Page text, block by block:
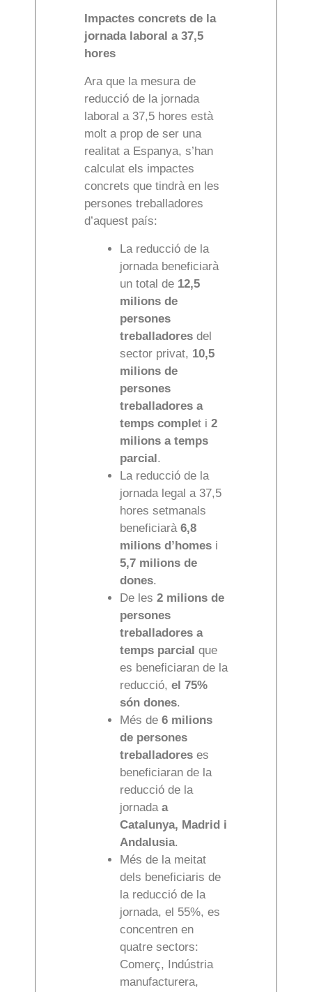
Impactes concrets de la
jornada laboral a 37,5
hores
Ara que la mesura de
reducció de la jornada
laboral a 37,5 hores està
molt a prop de ser una
realitat a Espanya, s’han
calculat els impactes
concrets que tindrà en les
persones treballadores
d’aquest país:
La reducció de la
jornada beneficiarà
un total de 12,5
milions de
persones
treballadores del
sector privat, 10,5
milions de
persones
treballadores a
temps complet i 2
milions a temps
parcial .
La reducció de la
jornada legal a 37,5
hores setmanals
beneficiarà 6,8
milions d’homes i
5,7 milions de
dones.
De les 2 milions de
persones
treballadores a
temps parcial que
es beneficiaran de la
reducció, el 75%
són dones.
Més de 6 milions
de persones
treballadores es
beneficiaran de la
reducció de la
jornada a
Catalunya, Madrid i
Andalusia.
Més de la meitat
dels beneficiaris de
la reducció de la
jornada, el 55%, es
concentren en
quatre sectors:
Comerç, Indústria
manufacturera,